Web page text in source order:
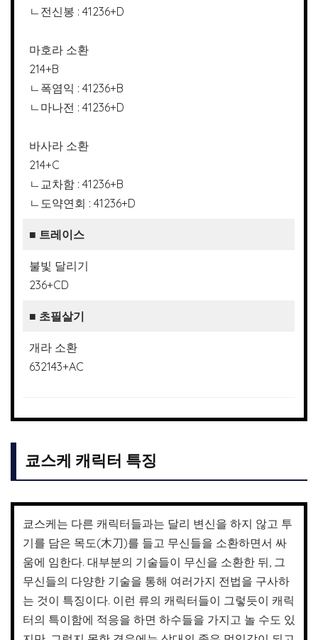
ㄴ전신봉 : 41236+D
마호라 소환
214+B
ㄴ폭염익 : 41236+B
ㄴ마나전 : 41236+D
바사라 소환
214+C
ㄴ교차함 : 41236+B
ㄴ도약연회 : 41236+D
■ 트레이스
불빛 달리기
236+CD
■ 초필살기
개라 소환
632143+AC
쿄스케 캐릭터 특징
쿄스케는 다른 캐릭터들과는 달리 변신을 하지 않고 투
기를 담은 목도(木刀)를 들고 무신들을 소환하면서 싸
움에 임한다. 대부분의 기술들이 무신을 소환한 뒤, 그
무신들의 다양한 기술을 통해 여러가지 전법을 구사하
는 것이 특징이다. 이런 류의 캐릭터들이 그렇듯이 캐릭
터의 특이함에 적응을 하면 하수들을 가지고 놀 수도 있